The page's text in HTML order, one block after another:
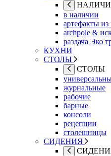
в наличии
артефакты
archpole &
раздача Эко
КУХНИ
СТОЛЫ
СТОЛЫ
журнальные
рабочие
барные
консоли
рецепции
столешницы
СИДЕНИЯ